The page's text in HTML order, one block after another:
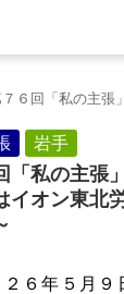
６回「私の主張
「私の主張」岩
岩手
「私の主張
イオン東北
６年５月９